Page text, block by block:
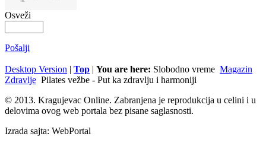
Osveži
Pošalji
Desktop Version | Top | You are here: Slobodno vreme Magazin
Zdravlje Pilates vežbe - Put ka zdravlju i harmoniji
© 2013. Kragujevac Online. Zabranjena je reprodukcija u celini i u
delovima ovog web portala bez pisane saglasnosti.
Izrada sajta: WebPortal